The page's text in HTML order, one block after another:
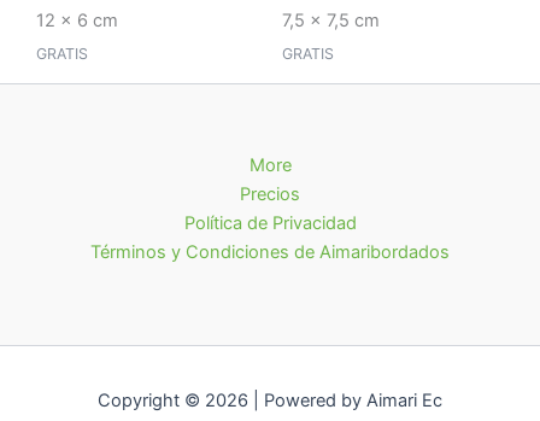
12 x 6 cm
GRATIS
7,5 x 7,5 cm
GRATIS
More
Precios
Política de Privacidad
Términos y Condiciones de Aimaribordados
Copyright © 2026 | Powered by Aimari Ec